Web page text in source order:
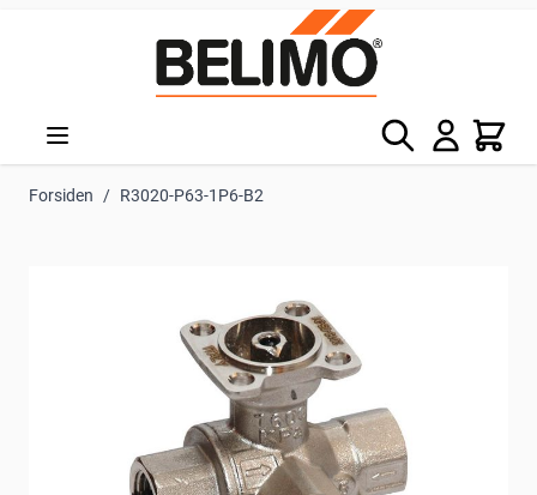
Søg Kurv
Forsiden / R3020-P63-1P6-B2